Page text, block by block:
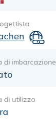
di imbarcazione
di utilizzo